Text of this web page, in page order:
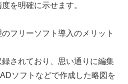
を明確に示せます。
フリーソフト導入のメリット
されており、思い通りに編集
ソフトなどで作成した略図を